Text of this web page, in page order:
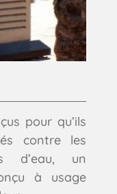
pour qu’ils
contre les
d’eau, un
à usage